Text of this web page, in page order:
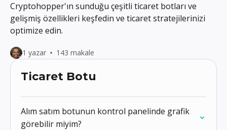
Cryptohopper'ın sunduğu çeşitli ticaret botları ve
gelişmiş özellikleri keşfedin ve ticaret stratejilerinizi
optimize edin.
1 yazar 143 makale
Ticaret Botu
Alım satım botunun kontrol panelinde grafik
görebilir miyim?